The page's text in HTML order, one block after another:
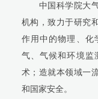
中国科学院大气
机构，致力于研究
作用中的物理、化
气、气候和环境监
术；造就本领域一
和国家安全。